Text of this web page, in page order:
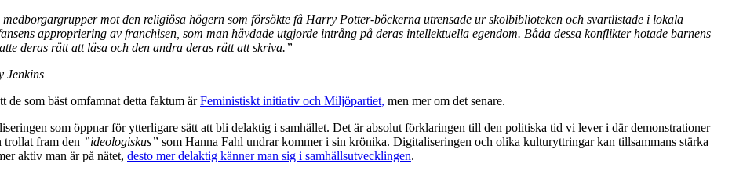
mot den religiösa högern som försökte få Harry Potter-böckerna utrensade ur skolbiblioteken och svartlistade i lokala
appropriering av franchisen, som man hävdade utgjorde intrång på deras intellektuella egendom. Båda dessa konflikter hotade barnens
deras rätt att läsa och den andra deras rätt att skriva.”
Jenkins
de som bäst omfamnat detta faktum ärFeministiskt initiativ och Miljöpartiet, men mer om det senare.
som öppnar för ytterligare sätt att bli delaktig i samhället. Det är absolut förklaringen till den politiska tid vi lever i där demonstrationer
trollat fram den ”ideologiskus” som Hanna Fahl undrar kommer i sin krönika. Digitaliseringen och olika kulturyttringar kan tillsammans stärka
aktiv man är på nätet, desto mer delaktig känner man sig i samhällsutvecklingen.